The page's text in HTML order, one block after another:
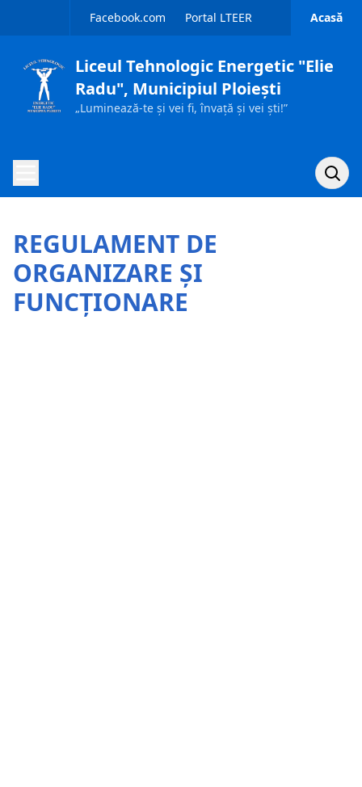
Facebook.com Portal LTEER Acasă
Liceul Tehnologic Energetic "Elie
Radu", Municipiul Ploiești
„Luminează-te și vei fi, învață și vei ști!”
Caută
Despre noi
Ofertă educațională
REGULAMENT DE
ORGANIZARE ŞI
FUNCŢIONARE